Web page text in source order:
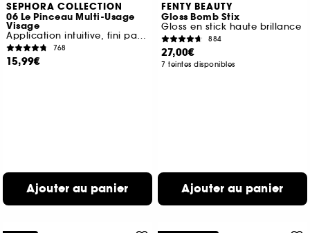
SEPHORA COLLECTION
06 Le Pinceau Multi-Usage
Visage
Application intuitive, fini parfait
768
15,99€
Ajouter au panier
FENTY BEAUTY
Gloss Bomb Stix
Gloss en stick haute brillance
884
27,00€
7 teintes disponibles
Ajouter au panier